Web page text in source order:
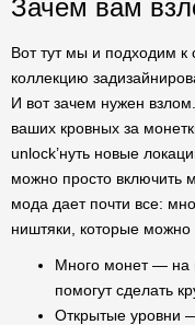
Зачем вам
Вот тут мы и подходим к
коллекцию
И вот зачем нужен
ваших кровных за
unlock’нуть новые
можно просто включить
мода дает почти все:
ништяки, которые можно
Много монет — на
помогут сделать
Открытые уровни